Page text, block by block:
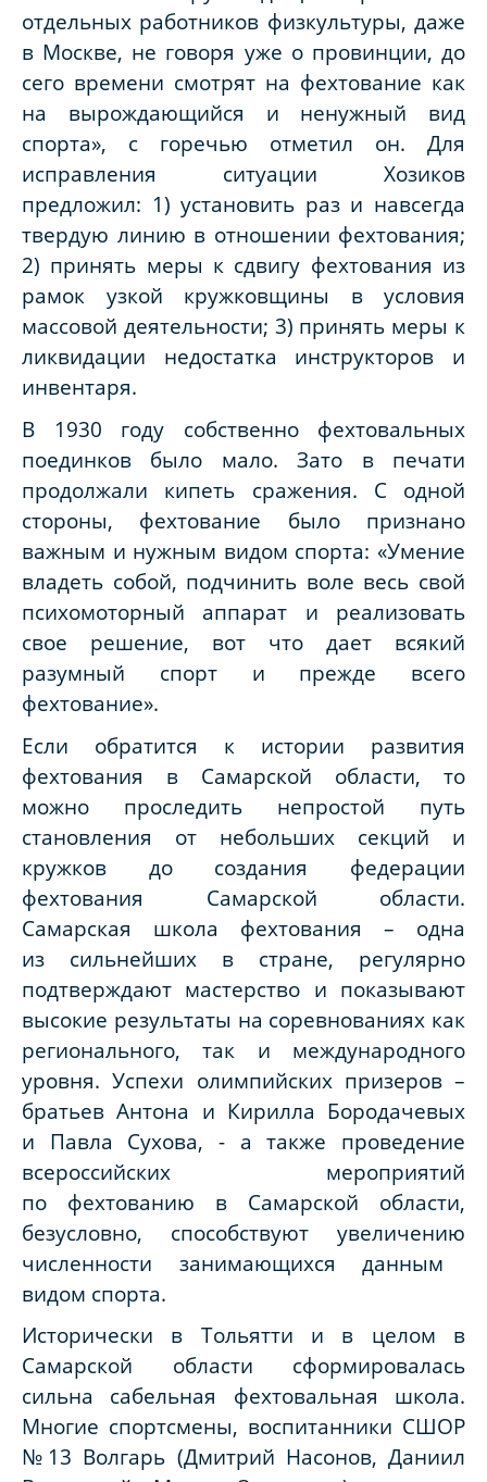
отдельных работников физкультуры, даже
в Москве, не говоря уже о провинции, до
сего времени смотрят на фехтование как
на вырождающийся и ненужный вид
спорта», с горечью отметил он. Для
исправления ситуации Хозиков
предложил: 1) установить раз и навсегда
твердую линию в отношении фехтования;
2) принять меры к сдвигу фехтования из
рамок узкой кружковщины в условия
массовой деятельности; 3) принять меры к
ликвидации недостатка инструкторов и
инвентаря.
В 1930 году собственно фехтовальных
поединков было мало. Зато в печати
продолжали кипеть сражения. С одной
стороны, фехтование было признано
важным и нужным видом спорта: «Умение
владеть собой, подчинить воле весь свой
психомоторный аппарат и реализовать
свое решение, вот что дает всякий
разумный спорт и прежде всего
фехтование».
Если обратится к истории развития
фехтования в Самарской области, то
можно проследить непростой путь
становления от небольших секций и
кружков до создания федерации
фехтования Самарской области.
Самарская школа фехтования – одна
из сильнейших в стране, регулярно
подтверждают мастерство и показывают
высокие результаты на соревнованиях как
регионального, так и международного
уровня.Успехи олимпийских призеров –
братьев Антона и Кирилла Бородачевых
и Павла Сухова, - атакже проведение
всероссийских мероприятий
по фехтованию в Самарской области,
безусловно, способствуют увеличению
численности занимающихся данным
видом спорта.
Исторически в Тольятти и в целом в
Самарской области сформировалась
сильна сабельная фехтовальная школа.
Многие спортсмены, воспитанники СШОР
№13 Волгарь (Дмитрий Насонов, Даниил